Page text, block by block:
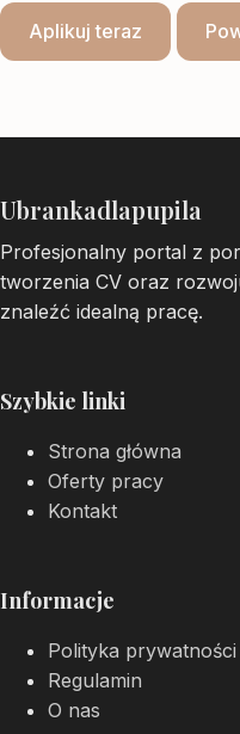
Aplikuj teraz
Ubrankadlapupila
Profesjonalny portal z
tworzenia CV oraz
znaleźć idealną pracę.
Szybkie linki
Strona główna
Oferty pracy
Kontakt
Informacje
Polityka prywatności
Regulamin
O nas